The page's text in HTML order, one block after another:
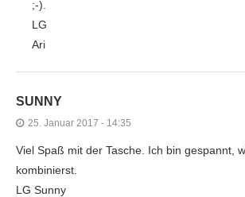
;-).
LG
Ari
SUNNY
25. Januar 2017 - 14:35
Viel Spaß mit der Tasche. Ich bin gespannt,
kombinierst.
LG Sunny